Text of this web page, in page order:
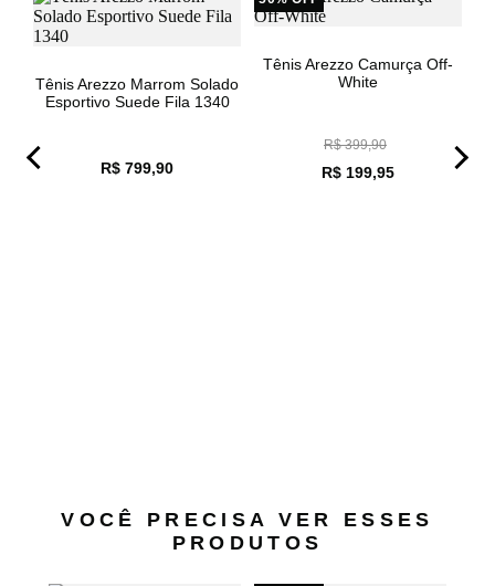
Tênis Arezzo Marrom Solado
Esportivo Suede Fila 1340
R$ 799,90
Tênis Arezzo Camurça Off-
White
R$ 399,90
R$ 199,95
VOCÊ PRECISA VER ESSES
PRODUTOS